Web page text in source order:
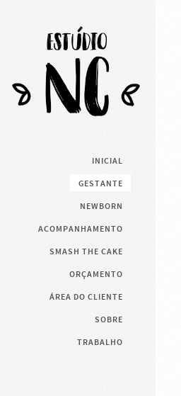
INICIAL
GESTANTE
NEWBORN
ACOMPANHAMENTO
SMASH THE CAKE
ORÇAMENTO
ÁREA DO CLIENTE
SOBRE
TRABALHO